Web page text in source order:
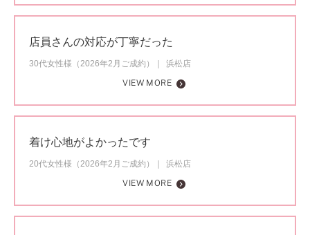
店員さんの対応が丁寧だった
30代女性様（2026年2月ご成約）
浜松店
VIEW MORE
着け心地がよかったです
20代女性様（2026年2月ご成約）
浜松店
VIEW MORE